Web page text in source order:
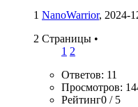
1 NanoWarrior, 2024-
2 Страницы •
1 2
Ответов: 11
Просмотров:
Рейтинг0 / 5